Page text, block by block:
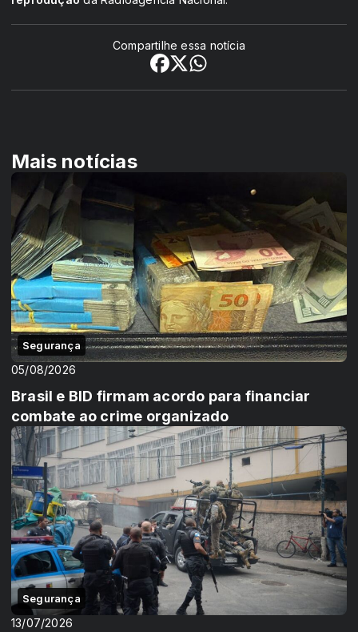
Compartilhe essa notícia
Mais notícias
Segurança
05/08/2026
Brasil e BID firmam acordo para financiar
combate ao crime organizado
Segurança
13/07/2026